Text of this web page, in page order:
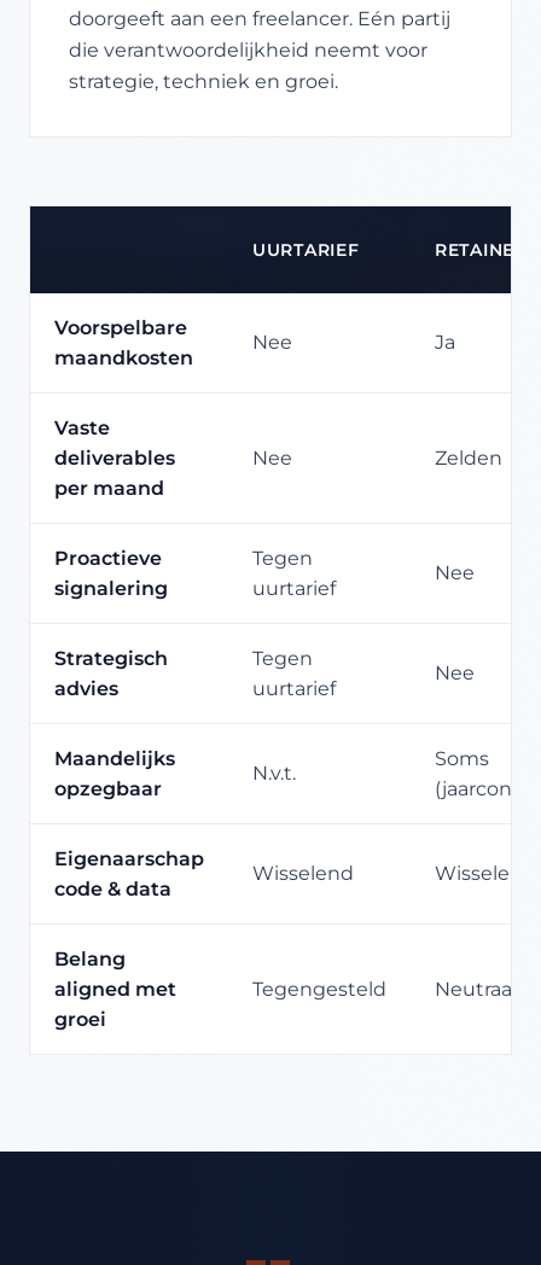
doorgeeft aan een freelancer. Eén partij
die verantwoordelijkheid neemt voor
strategie, techniek en groei.
UURTARIEF RETAINER
Voorspelbare
maandkosten
Nee Ja
Vaste
deliverables
per maand
Nee Zelden
Proactieve
signalering
Tegen
uurtarief
Nee
Strategisch
advies
Tegen
uurtarief
Nee
Maandelijks
opzegbaar
N.v.t.
Soms
Eigenaarschap
code & data
Wisselend Wisselend
Belang
aligned met
groei
Tegengesteld Neutraal